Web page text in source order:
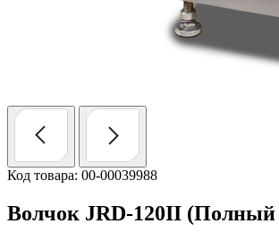
Код товара: 00-00039988
Волчок JRD-120II (Полный